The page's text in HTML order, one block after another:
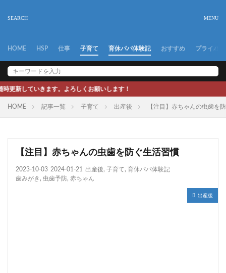
HOME HSP 仕事 子育て 育休パパ体験記 おすすめ プライバ
よろしくお願いします！
HOME 記事一覧 子育て 出産後 【注目】赤ちゃんの虫歯を
【注目】赤ちゃんの虫歯を防ぐ生活習慣
2023-10-03 2024-01-21 出産後, 子育て, 育休パパ体験記
歯みがき , 虫歯予防, 赤ちゃん
出産後